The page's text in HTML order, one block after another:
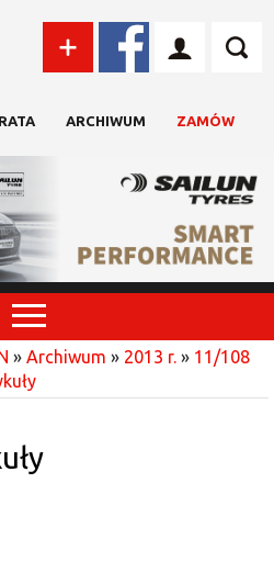
ARCHIWUM ZAMÓW
» Archiwum » 2013 r. » 11/108